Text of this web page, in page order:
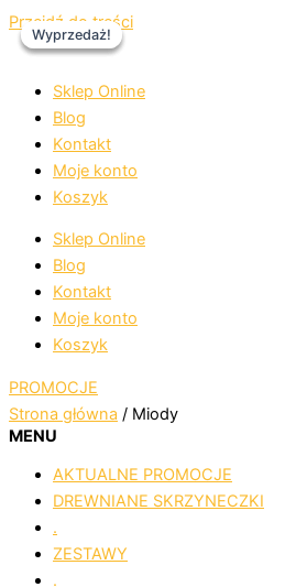
Przejdź do treści
Sklep Online
Blog
Kontakt
Moje konto
Koszyk
Sklep Online
Blog
Kontakt
Moje konto
Koszyk
PROMOCJE
Strona główna / Miody
MENU
AKTUALNE PROMOCJE
DREWNIANE SKRZYNECZKI
.
ZESTAWY
.
Wyprzedaż!
Wyprzedaż!
Wyprzedaż!